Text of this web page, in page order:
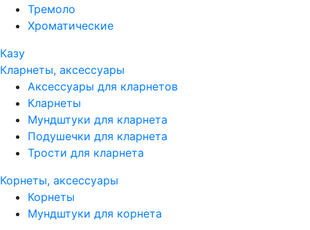
Тремоло
Хроматические
Казу
Кларнеты, аксессуары
Аксессуары для кларнетов
Кларнеты
Мундштуки для кларнета
Подушечки для кларнета
Трости для кларнета
Корнеты, аксессуары
Корнеты
Мундштуки для корнета